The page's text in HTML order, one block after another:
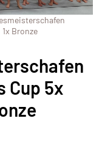
Bronze
Cup 5x